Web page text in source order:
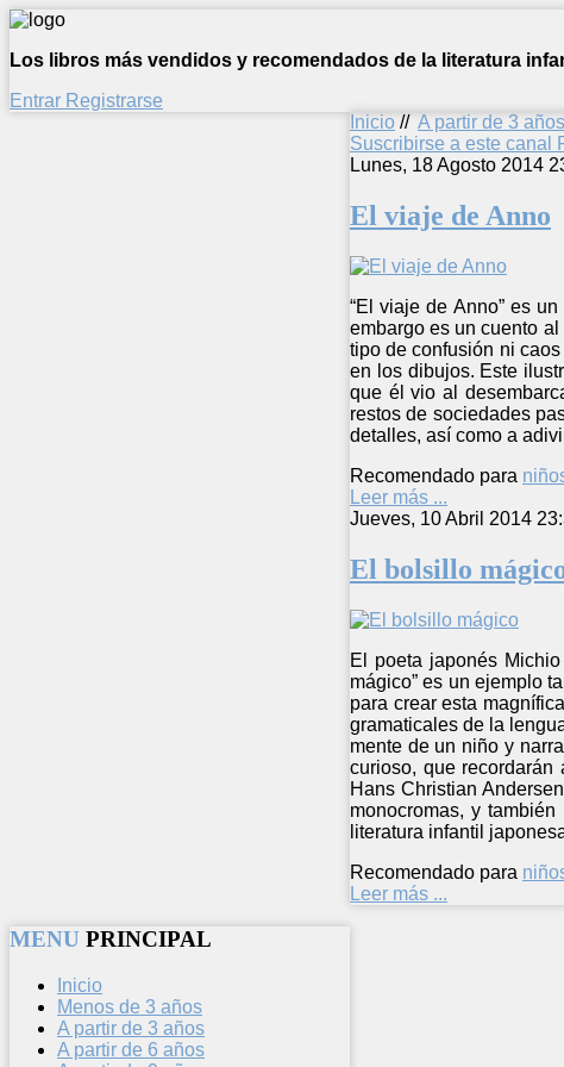
Los libros más vendidos y recomendados de la literatura
Entrar Registrarse
Inicio // A partir de 3 años
Suscribirse a este canal
Lunes, 18 Agosto 2014
El viaje de Anno
“El viaje de Anno” es
embargo es un cuento
tipo de confusión ni
en los dibujos. Este
que él vio al
restos de sociedades
detalles, así como a
Recomendado para
Leer más ...
Jueves, 10 Abril 2014
El bolsillo
El poeta japonés
mágico” es un ejemplo
para crear esta
gramaticales de la
mente de un niño y
curioso, que
Hans Christian
monocromas, y
literatura infantil
Recomendado para
Leer más ...
MENU PRINCIPAL
Inicio
Menos de 3 años
A partir de 3 años
A partir de 6 años